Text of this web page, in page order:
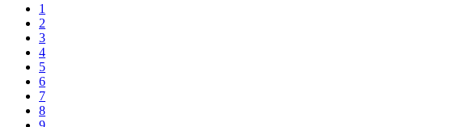
1
2
3
4
5
6
7
8